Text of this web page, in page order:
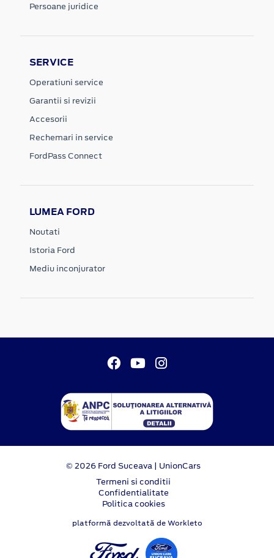
Persoane juridice
SERVICE
Operatiuni service
Garantii si revizii
Accesorii
Rechemari in service
FordPass Connect
LUMEA FORD
Noutati
Istoria Ford
Mediu inconjurator
© 2026 Ford Suceava | UnionCars
Termeni si conditii
Confidentialitate
Politica cookies
platformă dezvoltată de Workleto